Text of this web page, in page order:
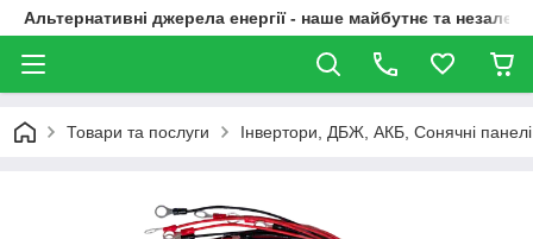
Альтернативні джерела енергії - наше майбутнє та
Товари та послуги Інвертори, ДБЖ, АКБ, Сонячні